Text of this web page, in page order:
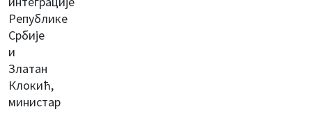
Републике
Србије
и
Златан
Клокић,
министар